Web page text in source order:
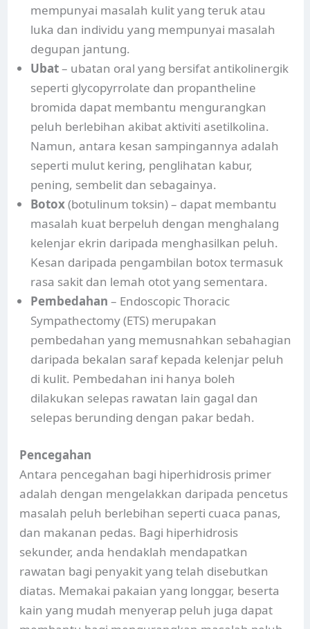
mempunyai masalah kulit yang teruk atau
luka dan individu yang mempunyai masalah
degupan jantung.
Ubat– ubatan oral yang bersifat antikolinergik
seperti glycopyrrolate dan propantheline
bromida dapat membantu mengurangkan
peluh berlebihan akibat aktiviti asetilkolina.
Namun, antara kesan sampingannya adalah
seperti mulut kering, penglihatan kabur,
pening, sembelit dan sebagainya.
Botox(botulinum toksin) – dapat membantu
masalah kuat berpeluh dengan menghalang
kelenjar ekrin daripada menghasilkan peluh.
Kesan daripada pengambilan botox termasuk
rasa sakit dan lemah otot yang sementara.
Pembedahan – Endoscopic Thoracic
Sympathectomy (ETS) merupakan
pembedahan yang memusnahkan sebahagian
daripada bekalan saraf kepada kelenjar peluh
di kulit. Pembedahan ini hanya boleh
dilakukan selepas rawatan lain gagal dan
selepas berunding dengan pakar bedah.
Pencegahan
Antara pencegahan bagi hiperhidrosis primer
adalah dengan mengelakkan daripada pencetus
masalah peluh berlebihan seperti cuaca panas,
dan makanan pedas. Bagi hiperhidrosis
sekunder, anda hendaklah mendapatkan
rawatan bagi penyakit yang telah disebutkan
diatas. Memakai pakaian yang longgar, beserta
kain yang mudah menyerap peluh juga dapat